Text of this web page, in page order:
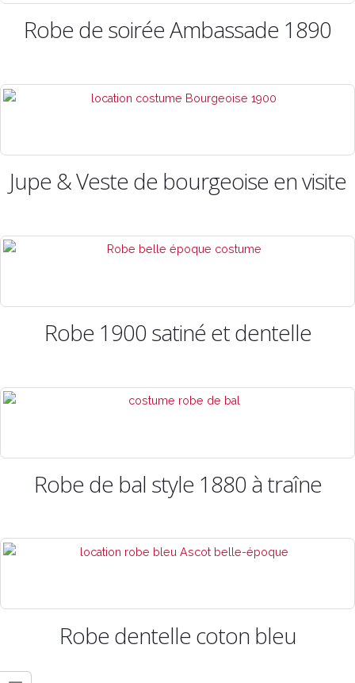
Robe de soirée Ambassade 1890
Jupe & Veste de bourgeoise en visite
Robe 1900 satiné et dentelle
Robe de bal style 1880 à traîne
Robe dentelle coton bleu